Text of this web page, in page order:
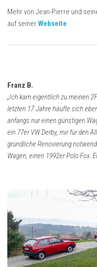
Mehr von Jean-Pierre und
auf seinerWebseite.
Franz B.
„Ich kam eigentlich zu meinen
letzten 17 Jahre häufte sich
anfangs nur einen günstigen
ein 77er VW Derby, mir für den
gründliche Renovierung
Wagen, einen 1992er Polo Fox.